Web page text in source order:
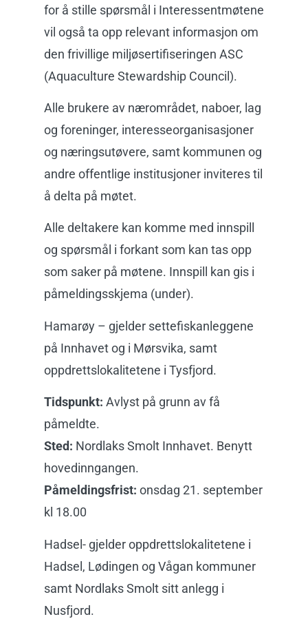
for å stille spørsmål i Interessentmøtene
vil også ta opp relevant informasjon om
den frivillige miljøsertifiseringen ASC
(Aquaculture Stewardship Council).
Alle brukere av nærområdet, naboer, lag
og foreninger, interesseorganisasjoner
og næringsutøvere, samt kommunen og
andre offentlige institusjoner inviteres til
å delta på møtet.
Alle deltakere kan komme med innspill
og spørsmål i forkant som kan tas opp
som saker på møtene. Innspill kan gis i
påmeldingsskjema (under).
Hamarøy – gjelder settefiskanleggene
på Innhavet og i Mørsvika, samt
oppdrettslokalitetene i Tysfjord.
Tidspunkt: Avlyst på grunn av få
påmeldte.
Sted: Nordlaks Smolt Innhavet. Benytt
hovedinngangen.
Påmeldingsfrist: onsdag 21. september
kl 18.00
Hadsel- gjelder oppdrettslokalitetene i
Hadsel, Lødingen og Vågan kommuner
samt Nordlaks Smolt sitt anlegg i
Nusfjord.